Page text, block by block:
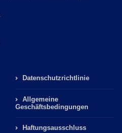
Datenschutzrichtlinie
Allgemeine
Geschäftsbedingungen
Haftungsausschluss